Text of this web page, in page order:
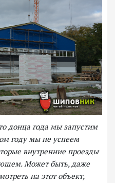
донца года мы запустим
году мы не успеем
внутренние проезды
Может быть, даже
на этот объект,